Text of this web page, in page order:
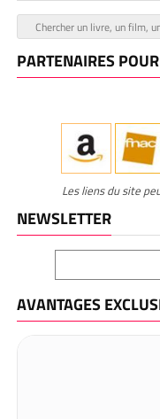
PARTENAIRES
Les liens du site
NEWSLETTER
AVANTAGES